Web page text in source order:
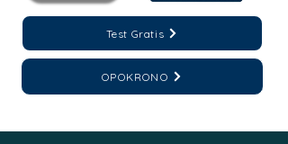
Test Gratis
OPOKRONO